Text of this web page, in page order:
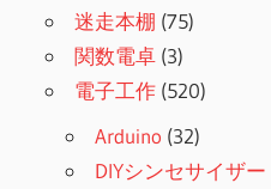
迷走本棚 (75)
関数電卓 (3)
電子工作 (520)
Arduino (32)
DIYシンセサイザー